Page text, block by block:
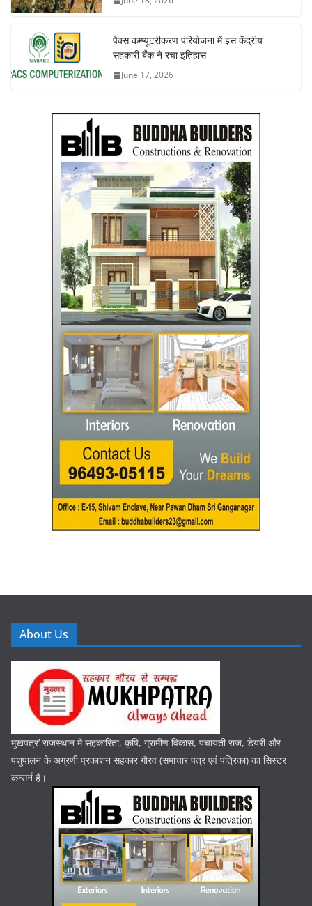
पैक्स कम्प्यूटरीकरण परियोजना में इस केंद्रीय
सहकारी बैंक ने रचा इतिहास
June 17, 2026
About Us
मुखपत्र’ राजस्थान में सहकारिता, कृषि, ग्रामीण विकास, पंचायती राज, डेयरी और
पशुपालन के अग्रणी प्रकाशन सहकार गौरव (समाचार पत्र एवं पत्रिका) का सिस्टर
कन्सर्न है।